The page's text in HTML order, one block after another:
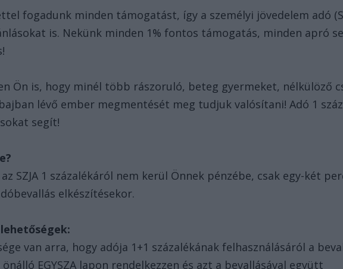
fogadunk minden támogatást, így a személyi jövedelem adó
is. Nekünk minden 1% fontos támogatás, minden apró
Ön is, hogy minél több rászoruló, beteg gyermeket, nélkülöző
lévő ember megmentését meg tudjuk valósítani! Adó 1
segít!
SZJA 1 százalékáról nem kerül Önnek pénzébe, csak egy-két
elkészítésekor.
van arra, hogy adója 1+1 százalékának felhasználásáról a
EGYSZA lapon rendelkezzen és azt a bevallásával együtt